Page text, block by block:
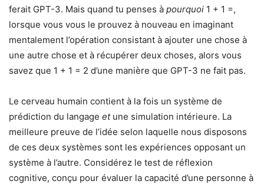
ferait GPT-3. Mais quand tu penses à pourquoi 1 + 1 =,
lorsque vous vous le prouvez à nouveau en imaginant
mentalement l’opération consistant à ajouter une chose à
une autre chose et à récupérer deux choses, alors vous
savez que 1 + 1 = 2 d’une manière que GPT-3 ne fait pas.
Le cerveau humain contient à la fois un système de
prédiction du langage et une simulation intérieure. La
meilleure preuve de l’idée selon laquelle nous disposons
de ces deux systèmes sont les expériences opposant un
système à l’autre. Considérez le test de réflexion
cognitive, conçu pour évaluer la capacité d’une personne à